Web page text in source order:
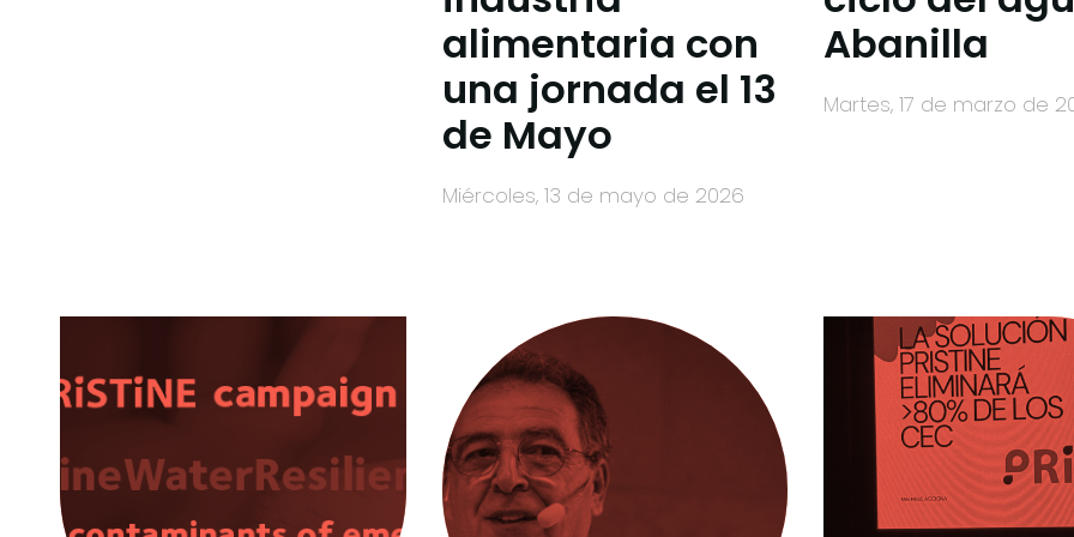
alimentaria con
una jornada el 13
de Mayo
miércoles, 13 de mayo de 2026
Abanilla
martes, 17 de marzo de